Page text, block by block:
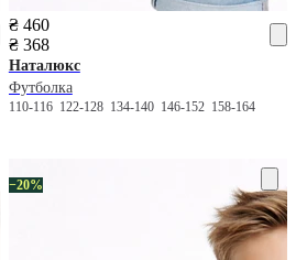
₴ 460
₴ 368
Наталюкс
Футболка
110-116 122-128 134-140 146-152 158-164
−20%